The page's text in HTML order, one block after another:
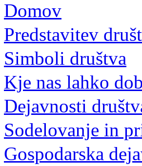
Domov
Predstavitev
Simboli društva
Kje nas lahko
Dejavnosti
Sodelovanje in
Gospodarska